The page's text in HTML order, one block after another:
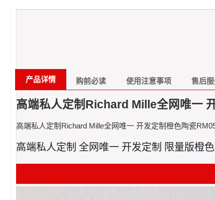
产品详情 购前必读 使用注意事项 售后
高端私人定制Richard Mille全网唯一
高端私人定制Richard Mille全网唯一 开发定制橙色陶瓷
高端私人定制 全网唯一 开发定制 限量版橙